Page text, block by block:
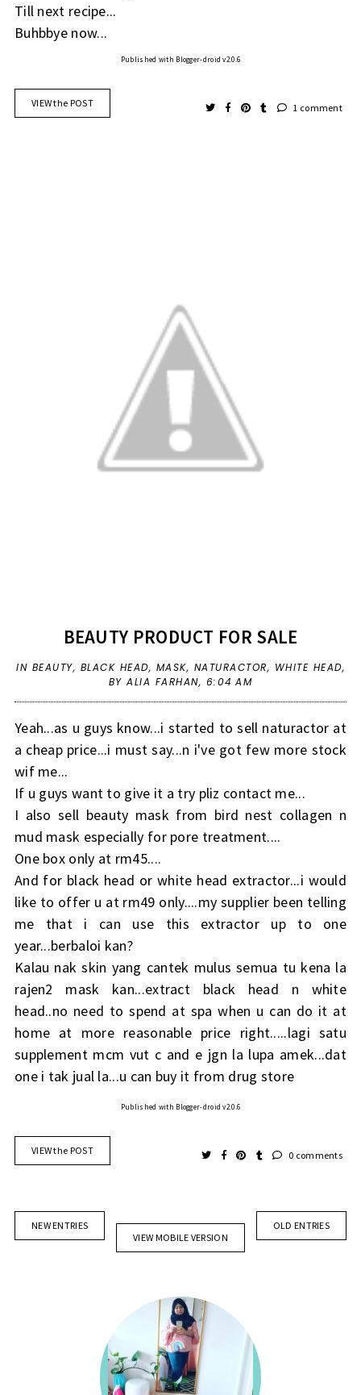
Till next recipe...
Buhbbye now...
Published with Blogger-droid v2.0.6
VIEW the POST 1 comment
BEAUTY PRODUCT FOR SALE
IN BEAUTY, BLACK HEAD, MASK, NATURACTOR, WHITE HEAD,
BY ALIA FARHAN, 6:04 AM
Yeah...as u guys know...i started to sell naturactor at
a cheap price...i must say...n i've got few more stock
wif me...
If u guys want to give it a try pliz contact me...
I also sell beauty mask from bird nest collagen n
mud mask especially for pore treatment....
One box only at rm45....
And for black head or white head extractor...i would
like to offer u at rm49 only....my supplier been telling
me that i can use this extractor up to one
year...berbaloi kan?
Kalau nak skin yang cantek mulus semua tu kena la
rajen2 mask kan...extract black head n white
head..no need to spend at spa when u can do it at
home at more reasonable price right.....lagi satu
supplement mcm vut c and e jgn la lupa amek...dat
one i tak jual la...u can buy it from drug store
Published with Blogger-droid v2.0.6
VIEW the POST 0 comments
NEW ENTRIES
OLD ENTRIES
VIEW MOBILE VERSION